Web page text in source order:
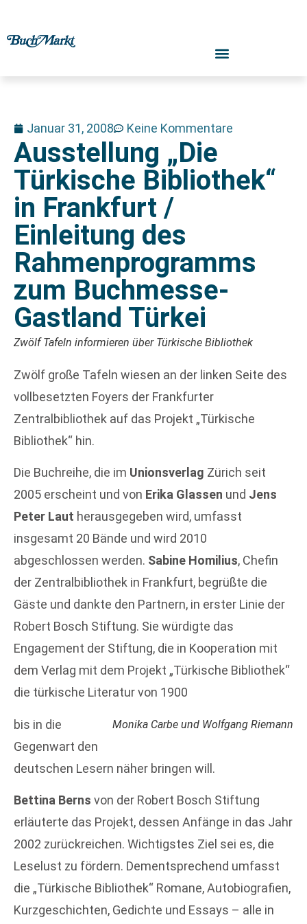
Januar 31, 2008 Keine Kommentare
Ausstellung „Die
Türkische Bibliothek“
in Frankfurt /
Einleitung des
Rahmenprogramms
zum Buchmesse-
Gastland Türkei
Zwölf Tafeln informieren über Türkische Bibliothek
Zwölf große Tafeln wiesen an der linken Seite des
vollbesetzten Foyers der Frankfurter
Zentralbibliothek auf das Projekt „Türkische
Bibliothek“ hin.
Die Buchreihe, die im Unionsverlag Zürich seit
2005 erscheint und von Erika Glassen und Jens
Peter Laut herausgegeben wird, umfasst
insgesamt 20 Bände und wird 2010
abgeschlossen werden. Sabine Homilius, Chefin
der Zentralbibliothek in Frankfurt, begrüßte die
Gäste und dankte den Partnern, in erster Linie der
Robert Bosch Stiftung. Sie würdigte das
Engagement der Stiftung, die in Kooperation mit
dem Verlag mit dem Projekt „Türkische Bibliothek“
die türkische Literatur von 1900
Monika Carbe und Wolfgang Riemann
bis in die
Gegenwart den
deutschen Lesern näher bringen will.
Bettina Berns von der Robert Bosch Stiftung
erläuterte das Projekt, dessen Anfänge in das Jahr
2002 zurückreichen. Wichtigstes Ziel sei es, die
Leselust zu fördern. Dementsprechend umfasst
die „Türkische Bibliothek“ Romane, Autobiografien,
Kurzgeschichten, Gedichte und Essays – alle in